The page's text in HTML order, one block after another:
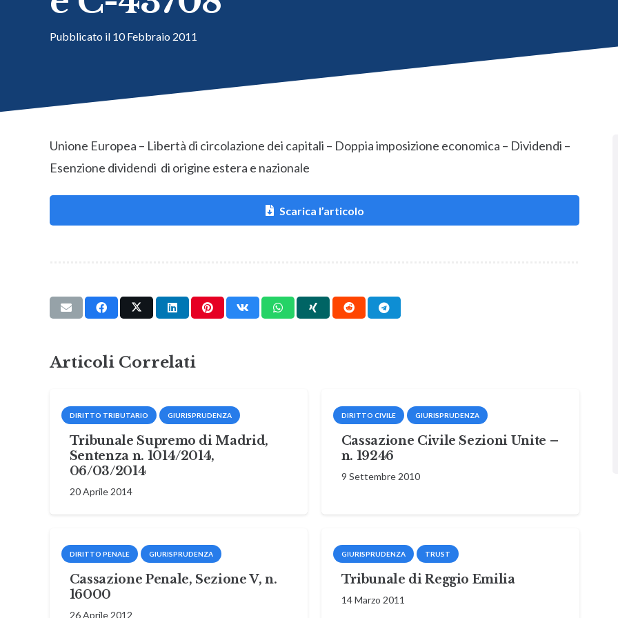
Pubblicato il 10 Febbraio 2011
Unione Europea – Libertà di circolazione dei capitali – Doppia imposizione economica – Dividendi –
Esenzione dividendi di origine estera e nazionale
Scarica l’articolo
Articoli Correlati
DIRITTO TRIBUTARIO GIURISPRUDENZA
Tribunale Supremo di Madrid,
Sentenza n. 1014/2014,
06/03/2014
20 Aprile 2014
DIRITTO CIVILE GIURISPRUDENZA
Cassazione Civile Sezioni Unite –
n. 19246
9 Settembre 2010
DIRITTO PENALE GIURISPRUDENZA
Cassazione Penale, Sezione V, n.
16000
26 Aprile 2012
GIURISPRUDENZA TRUST
Tribunale di Reggio Emilia
14 Marzo 2011